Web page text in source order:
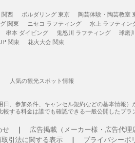
関西 ボルダリング 東京 陶芸体験・陶芸教室
関東 ニセコ ラフティング 水上 ラフティン
串本 ダイビング 鬼怒川 ラフティング 球磨
関東 花火大会 関東
人気の観光スポット情報
、参加条件、キャンセル規約などの基本情報
する料金は誰でも確認できる一般公開したプラ
せ 広告掲載（メーカー様・広告代理
引法に関する表示
プライバシーポ